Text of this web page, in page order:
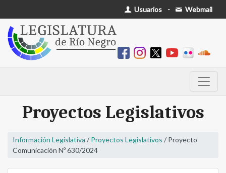
Usuarios - Webmail
Proyectos Legislativos
Información Legislativa / Proyectos Legislativos / Proyecto
Comunicación Nº 630/2024